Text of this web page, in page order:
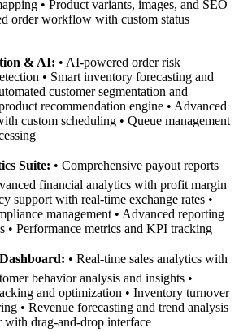
• Product variants, images, and SEO
order workflow with custom status
& AI: • AI-powered order risk
• Smart inventory forecasting and
customer segmentation and
recommendation engine • Advanced
custom scheduling • Queue management
Suite: • Comprehensive payout reports
financial analytics with profit margin
support with real-time exchange rates •
management • Advanced reporting
• Performance metrics and KPI tracking
• Real-time sales analytics with
behavior analysis and insights •
and optimization • Inventory turnover
• Revenue forecasting and trend analysis
with drag-and-drop interface